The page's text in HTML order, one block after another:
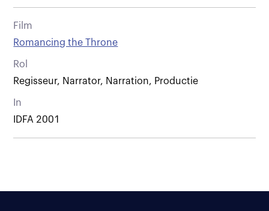
Film
Romancing the Throne
Rol
Regisseur, Narrator, Narration, Productie
In
IDFA 2001